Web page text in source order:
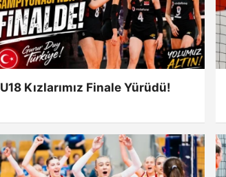
U18 Kızlarımız Finale Yürüdü!